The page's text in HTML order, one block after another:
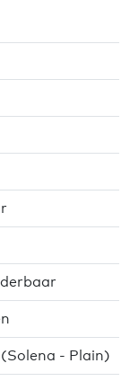
(Solena - Plain)